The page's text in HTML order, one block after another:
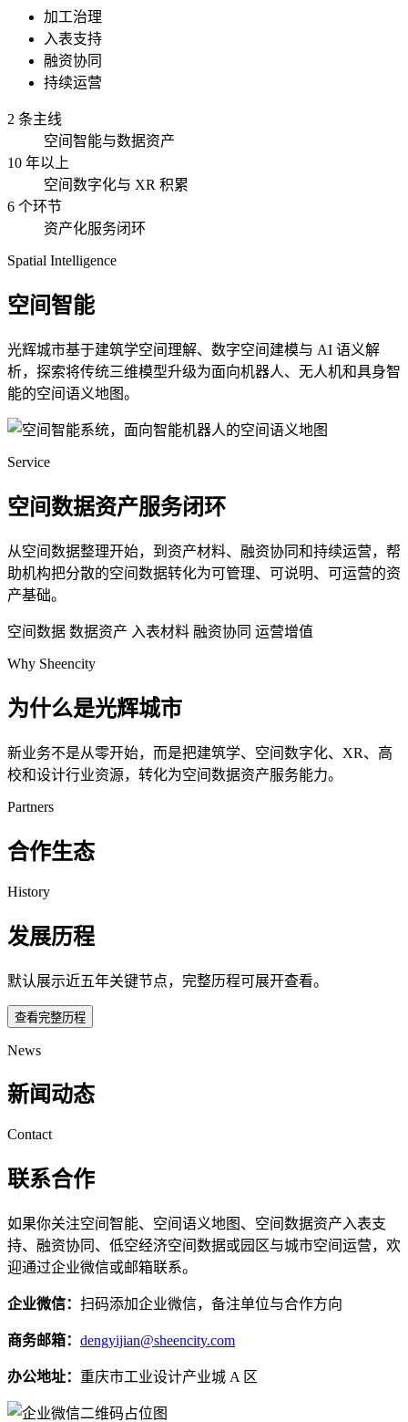
加工治理
入表支持
融资协同
持续运营
2 条主线
空间智能与数据资产
10 年以上
空间数字化与 XR 积累
6 个环节
资产化服务闭环
Spatial Intelligence
空间智能
光辉城市基于建筑学空间理解、数字空间建模与 AI 语义解
析，探索将传统三维模型升级为面向机器人、无人机和具身智
能的空间语义地图。
Service
空间数据资产服务闭环
从空间数据整理开始，到资产材料、融资协同和持续运营，帮
助机构把分散的空间数据转化为可管理、可说明、可运营的资
产基础。
空间数据 数据资产 入表材料 融资协同 运营增值
Why Sheencity
为什么是光辉城市
新业务不是从零开始，而是把建筑学、空间数字化、XR、高
校和设计行业资源，转化为空间数据资产服务能力。
Partners
合作生态
History
发展历程
默认展示近五年关键节点，完整历程可展开查看。
查看完整历程
News
新闻动态
Contact
联系合作
如果你关注空间智能、空间语义地图、空间数据资产入表支
持、融资协同、低空经济空间数据或园区与城市空间运营，欢
迎通过企业微信或邮箱联系。
企业微信： 扫码添加企业微信，备注单位与合作方向
商务邮箱： dengyijian@sheencity.com
办公地址： 重庆市工业设计产业城 A 区